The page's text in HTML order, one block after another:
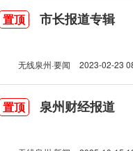
置顶 市长报道专辑
无线泉州·要闻 2023-02-23
置顶 泉州财经报道